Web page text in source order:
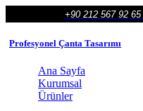
+90 212 567 92 65
Profesyonel Çanta Tasarımı
Ana Sayfa
Kurumsal
Ürünler